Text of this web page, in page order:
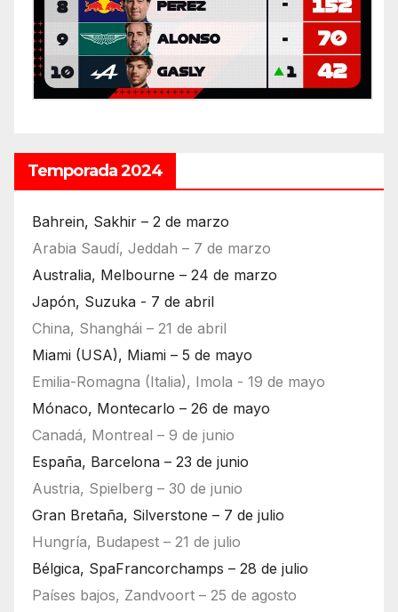
Temporada 2024
Bahrein, Sakhir – 2 de marzo
Arabia Saudí, Jeddah – 7 de marzo
Australia, Melbourne – 24 de marzo
Japón, Suzuka - 7 de abril
China, Shanghái – 21 de abril
Miami (USA), Miami – 5 de mayo
Emilia-Romagna (Italia), Imola - 19 de mayo
Mónaco, Montecarlo – 26 de mayo
Canadá, Montreal – 9 de junio
España, Barcelona – 23 de junio
Austria, Spielberg – 30 de junio
Gran Bretaña, Silverstone – 7 de julio
Hungría, Budapest – 21 de julio
Bélgica, SpaFrancorchamps – 28 de julio
Países bajos, Zandvoort – 25 de agosto